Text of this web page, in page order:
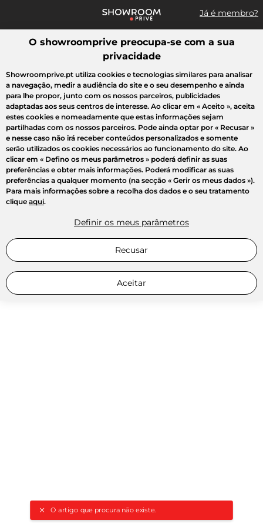
Já é membro?
Pesquisar uma marca, um artigo, uma venda...
O artigo que procura não existe.
Todas as vendas Moda Desporto Casa Criança Beleza
O showroomprive preocupa-se com a sua
privacidade
Showroomprive.pt utiliza cookies e tecnologias similares para analisar
a navegação, medir a audiência do site e o seu desempenho e ainda
para lhe propor, junto com os nossos parceiros, publicidades
adaptadas aos seus centros de interesse. Ao clicar em « Aceito », aceita
estes cookies e nomeadamente que estas informações sejam
partilhadas com os nossos parceiros. Pode ainda optar por « Recusar »
e nesse caso não irá receber conteúdos personalizados e somente
serão utilizados os cookies necessários ao funcionamento do site. Ao
clicar em « Defino os meus parâmetros » poderá definir as suas
preferências e obter mais informações. Poderá modificar as suas
preferências a qualquer momento (na secção « Gerir os meus dados »).
Para mais informações sobre a recolha dos dados e o seu tratamento
clique aqui.
Definir os meus parâmetros
Recusar
Aceitar